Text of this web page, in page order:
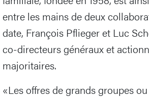
entre les mains de deux
date, François Pflieger et Luc
co-directeurs généraux et
majoritaires.
«Les offres de grands groupes